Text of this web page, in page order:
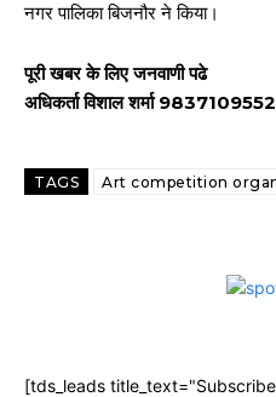
नगर पालिका बिजनौर ने किया।
पूरी खबर के लिए जनवाणी पढे
अधिकर्ता विशाल शर्मा 9837109552
TAGS Art competition
[tds_leads